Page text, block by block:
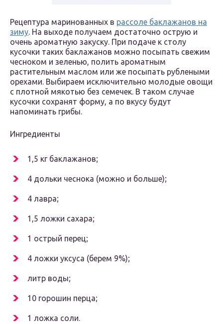
Рецептура маринованных в рассоле баклажанов на
зиму. На выходе получаем достаточно острую и
очень ароматную закуску. При подаче к столу
кусочки таких баклажанов можно посыпать свежим
чесноком и зеленью, полить ароматным
растительным маслом или же посыпать рублеными
орехами. Выбираем исключительно молодые овощи
с плотной мякотью без семечек. В таком случае
кусочки сохранят форму, а по вкусу будут
напоминать грибы.
Ингредиенты
1,5 кг баклажанов;
4 дольки чеснока (можно и больше);
4 лавра;
1,5 ложки сахара;
1 острый перец;
4 ложки уксуса (берем 9%);
литр воды;
10 горошин перца;
1 ложка соли.